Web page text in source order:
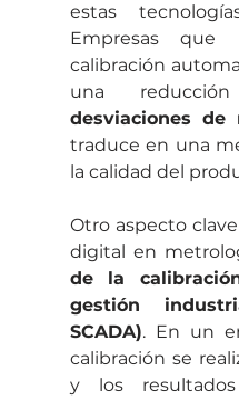
estas
Empresas que
calibración
una
desviaciones de
traduce en una
la calidad del
Otro aspecto
digital en
de la
gestión
SCADA). En un
calibración se
y los